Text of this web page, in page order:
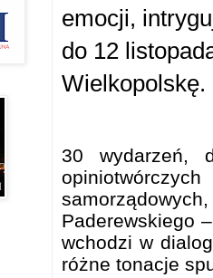
emocji,
do 12
Wielkopolskę.
30 wydarzeń,
Paderewskiego
wchodzi w
różne tonacje